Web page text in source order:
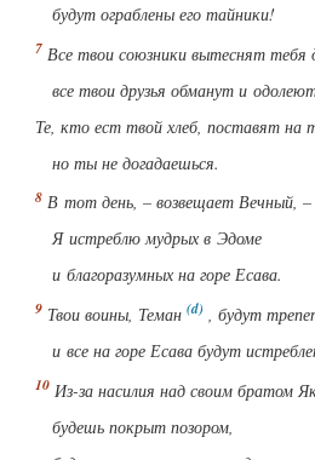
будут ограблены его тайники!
Все твои союзники вытеснят тебя
все твои друзья обманут и
Те, кто ест твой хлеб, поставят на
но ты не догадаешься.
В тот день, – возвещает Вечный, –
Я истреблю мудрых в Эдоме
и благоразумных на горе Есава.
Твои воины, Теман
, будут
и все на горе Есава будут
Из-за насилия над своим братом
будешь покрыт позором,